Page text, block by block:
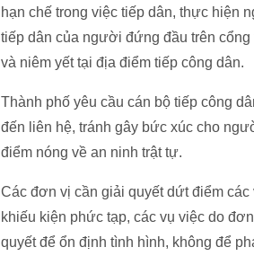
hạn chế trong việc tiếp dân, thực hiện
tiếp dân của người đứng đầu trên
và niêm yết tại địa điểm tiếp công dân.
Thành phố yêu cầu cán bộ tiếp công
đến liên hệ, tránh gây bức xúc cho
điểm nóng về an ninh trật tự.
Các đơn vị cần giải quyết dứt điểm
khiếu kiện phức tạp, các vụ việc do
quyết để ổn định tình hình, không để